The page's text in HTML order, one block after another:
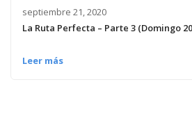
septiembre 21, 2020
La Ruta Perfecta – Parte 3 (Domingo
Leer más